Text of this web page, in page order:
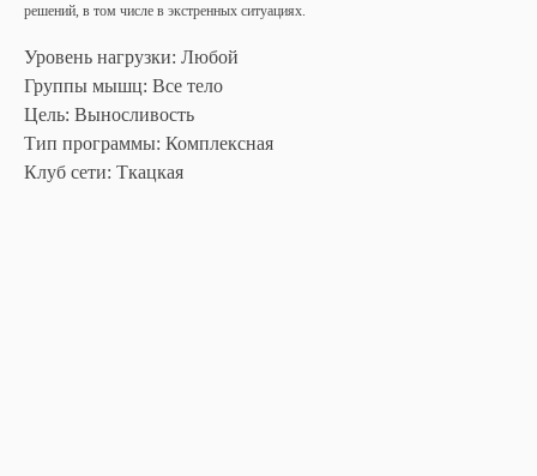
решений, в том числе в экстренных ситуациях.
Уровень нагрузки: Любой
Группы мышц: Все тело
Цель: Выносливость
Тип программы: Комплексная
Клуб сети: Ткацкая